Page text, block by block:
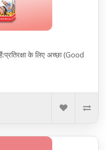
के लिए अच्छा (Good